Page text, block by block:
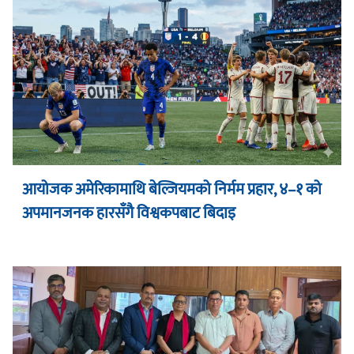
आयोजक अमेरिकामाथि बेल्जियमको निर्मम प्रहार, ४–१ को
अपमानजनक हारसँगै विश्वकपबाट बिदाइ